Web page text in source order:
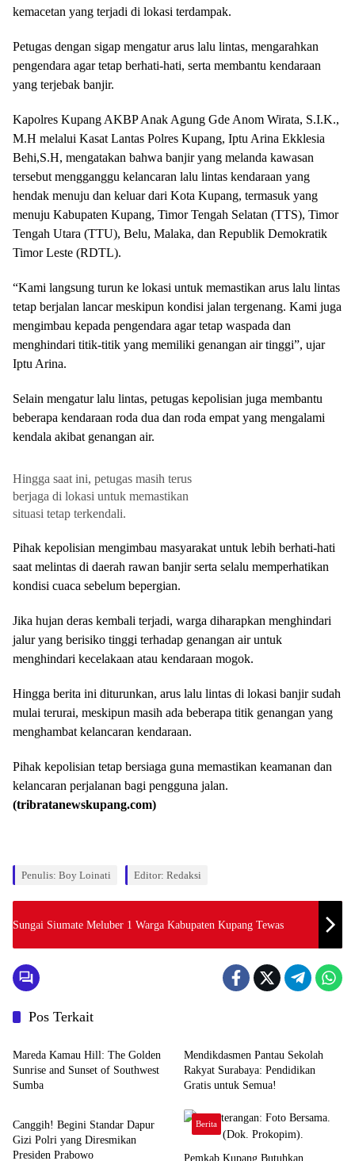
kemacetan yang terjadi di lokasi terdampak.
Petugas dengan sigap mengatur arus lalu lintas, mengarahkan
pengendara agar tetap berhati-hati, serta membantu kendaraan
yang terjebak banjir.
Kapolres Kupang AKBP Anak Agung Gde Anom Wirata, S.I.K.,
M.H melalui Kasat Lantas Polres Kupang, Iptu Arina Ekklesia
Behi,S.H, mengatakan bahwa banjir yang melanda kawasan
tersebut mengganggu kelancaran lalu lintas kendaraan yang
hendak menuju dan keluar dari Kota Kupang, termasuk yang
menuju Kabupaten Kupang, Timor Tengah Selatan (TTS), Timor
Tengah Utara (TTU), Belu, Malaka, dan Republik Demokratik
Timor Leste (RDTL).
“Kami langsung turun ke lokasi untuk memastikan arus lalu lintas
tetap berjalan lancar meskipun kondisi jalan tergenang. Kami juga
mengimbau kepada pengendara agar tetap waspada dan
menghindari titik-titik yang memiliki genangan air tinggi”, ujar
Iptu Arina.
Selain mengatur lalu lintas, petugas kepolisian juga membantu
beberapa kendaraan roda dua dan roda empat yang mengalami
kendala akibat genangan air.
Hingga saat ini, petugas masih terus
berjaga di lokasi untuk memastikan
situasi tetap terkendali.
Pihak kepolisian mengimbau masyarakat untuk lebih berhati-hati
saat melintas di daerah rawan banjir serta selalu memperhatikan
kondisi cuaca sebelum bepergian.
Jika hujan deras kembali terjadi, warga diharapkan menghindari
jalur yang berisiko tinggi terhadap genangan air untuk
menghindari kecelakaan atau kendaraan mogok.
Hingga berita ini diturunkan, arus lalu lintas di lokasi banjir sudah
mulai terurai, meskipun masih ada beberapa titik genangan yang
menghambat kelancaran kendaraan.
Pihak kepolisian tetap bersiaga guna memastikan keamanan dan
kelancaran perjalanan bagi pengguna jalan.
(tribratanewskupang.com)
Penulis: Boy Loinati Editor: Redaksi
Sungai Siumate Meluber 1 Warga Kabupaten Kupang Tewas
Pos Terkait
Berita
Mareda Kamau Hill: The Golden
Sunrise and Sunset of Southwest
Sumba
Mendikdasmen Pantau Sekolah
Rakyat Surabaya: Pendidikan
Gratis untuk Semua!
Berita
Canggih! Begini Standar Dapur
Gizi Polri yang Diresmikan
Presiden Prabowo
Berita
Pemkab Kupang Butuhkan